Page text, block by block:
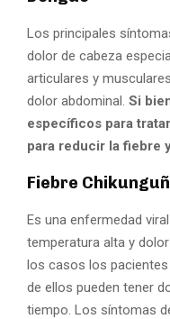
Los principales
dolor de cabeza
articulares y
dolor abdominal. Si
específicos para
para reducir la fiebre
Fiebre
Es una enfermedad
temperatura alta y
los casos los
de ellos pueden tener
tiempo. Los síntomas